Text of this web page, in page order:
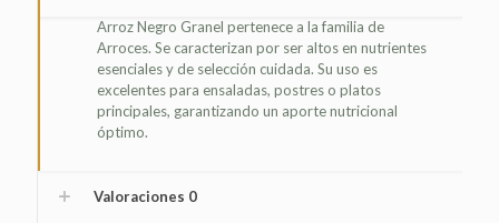
Arroz Negro Granel pertenece a la familia de
Arroces. Se caracterizan por ser altos en nutrientes
esenciales y de selección cuidada. Su uso es
excelentes para ensaladas, postres o platos
principales, garantizando un aporte nutricional
óptimo.
Valoraciones 0